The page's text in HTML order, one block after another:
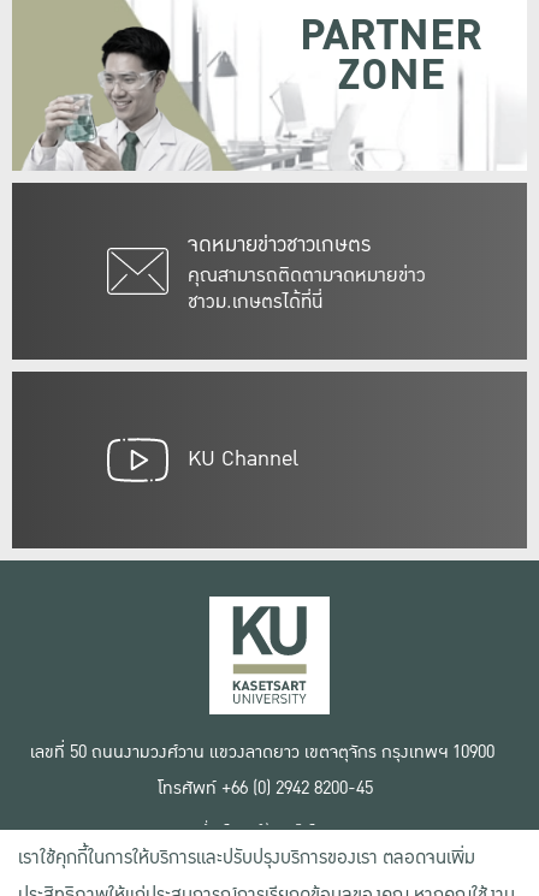
จดหมายข่าวชาวเกษตร
คุณสามารถติดตามจดหมายข่าว
ชาวม.เกษตรได้ที่นี่
PARTNER
ZONE
KU Channel
เลขที่ 50 ถนนงามวงศ์วาน แขวงลาดยาว เขตจตุจักร กรุงเทพฯ 10900
โทรศัพท์ +66 (0) 2942 8200-45
เงื่อนไขการใช้งานเว็บไซต์
ข้อตกลงด้านสิทธิ์ใช้งาน
นโยบายความเป็นส่วนตัว
เราใช้คุกกี้ในการให้บริการและปรับปรุงบริการของเรา ตลอดจนเพิ่ม